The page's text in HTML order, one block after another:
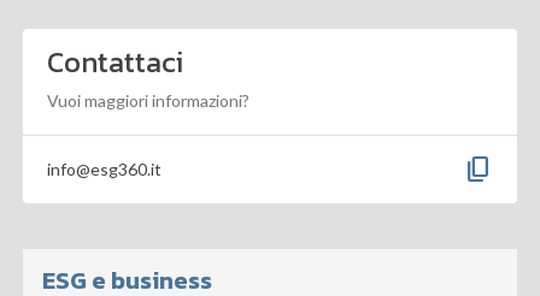
Contattaci
Vuoi maggiori informazioni?
info@esg360.it content_copy
ESG e business